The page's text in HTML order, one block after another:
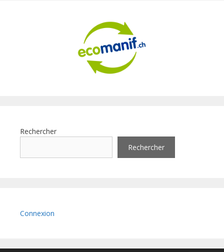
Rechercher
Rechercher
Connexion